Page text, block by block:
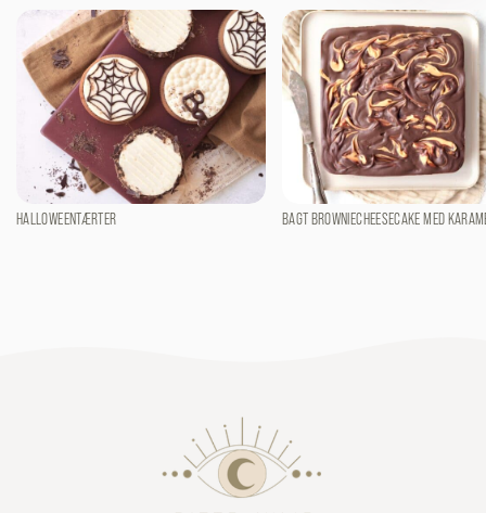
HALLOWEENTÆRTER BAGT BROWNIECHEESECAKE MED